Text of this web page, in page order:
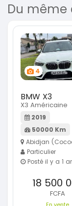
Du même
4
BMW X3
X3 Américaine
2019
50000 Km
Abidjan
Particulier
Posté il y a 1
18 500
FCFA
En vente